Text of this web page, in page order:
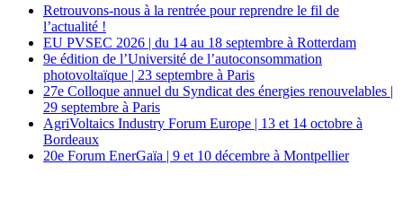
Retrouvons-nous à la rentrée pour reprendre le fil de
l’actualité !
EU PVSEC 2026 | du 14 au 18 septembre à Rotterdam
9e édition de l’Université de l’autoconsommation
photovoltaïque | 23 septembre à Paris
27e Colloque annuel du Syndicat des énergies renouvelables |
29 septembre à Paris
AgriVoltaics Industry Forum Europe | 13 et 14 octobre à
Bordeaux
20e Forum EnerGaïa | 9 et 10 décembre à Montpellier